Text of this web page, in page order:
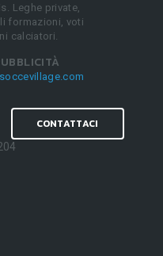
Leghe private,
formazioni, voti
calciatori.
CONTATTACI